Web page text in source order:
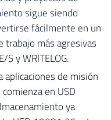
sigue siendo
fácilmente en un
trabajo más agresivas
y WRITELOG.
aplicaciones de misión
en USD
ya